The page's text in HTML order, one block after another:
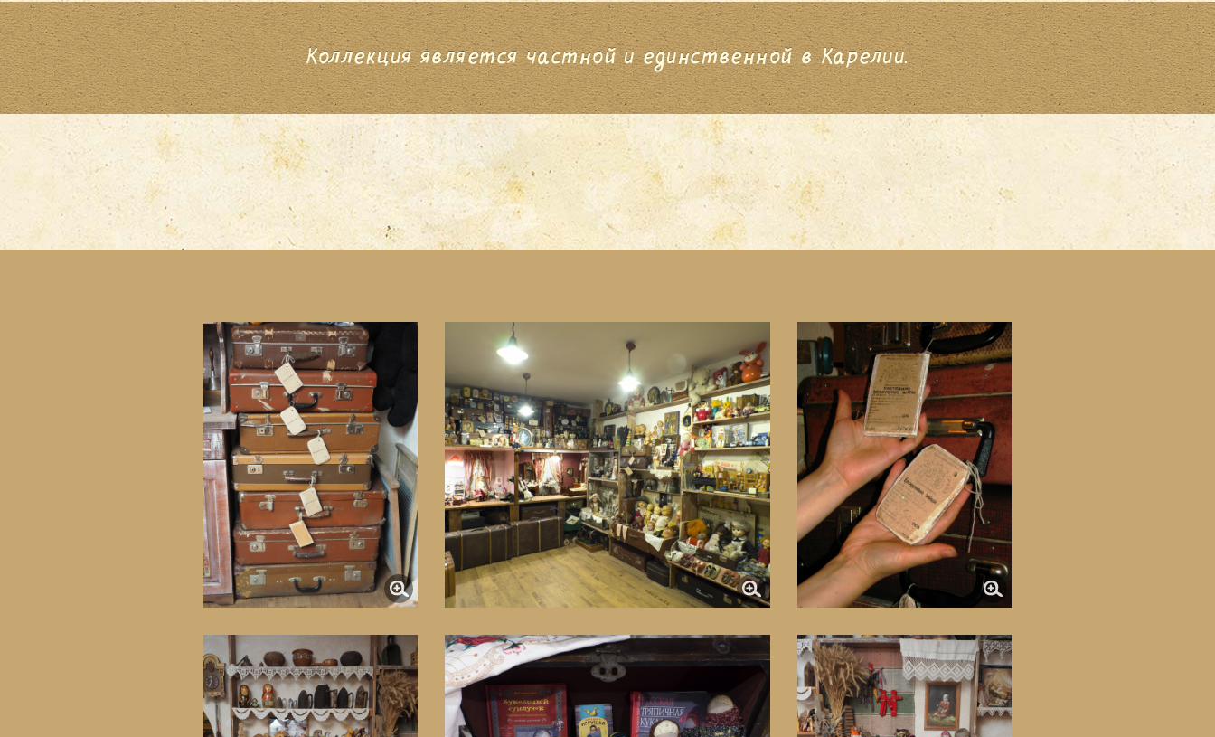
Коллекция является частной и единственной в Карелии.